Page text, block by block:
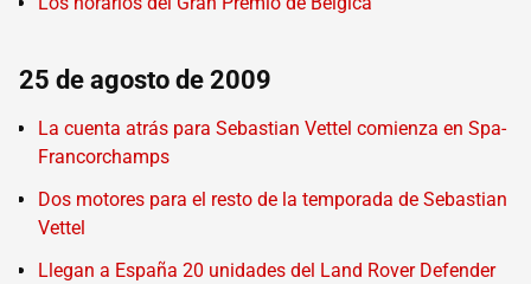
25 de agosto de 2009
La cuenta atrás para Sebastian Vettel comienza en Spa-
Francorchamps
Dos motores para el resto de la temporada de Sebastian
Vettel
Llegan a España 20 unidades del Land Rover Defender